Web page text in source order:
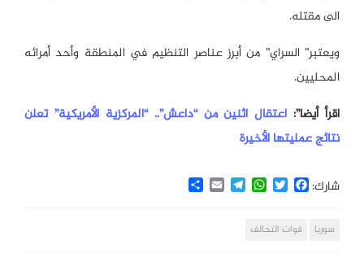
الى مقتله.
ويعتبر” السراي” من أبرز عناصر التنظيم في المنطقة وأحد أمرائه
المحليين.
اقرأ أيضا”: اعتقال اثنين من “داعش”.. “المركزية الأمريكية” تعلن
نتائج عمليتها الأخيرة
شارك: Facebook
Twitter
WhatsApp
Telegram
Email
Share
سوريا قوات التحالف